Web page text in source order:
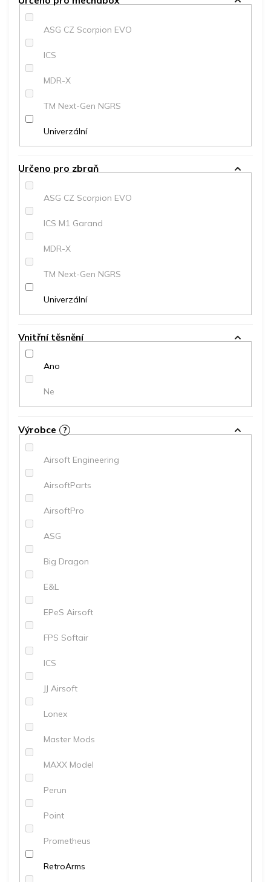
ASG CZ Scorpion EVO
ICS
MDR-X
TM Next-Gen NGRS
Univerzální
Určeno pro zbraň
ASG CZ Scorpion EVO
ICS M1 Garand
MDR-X
TM Next-Gen NGRS
Univerzální
Vnitřní těsnění
Ano
Ne
Výrobce ?
Airsoft Engineering
AirsoftParts
AirsoftPro
ASG
Big Dragon
E&L
EPeS Airsoft
FPS Softair
ICS
JJ Airsoft
Lonex
Master Mods
MAXX Model
Perun
Point
Prometheus
RetroArms